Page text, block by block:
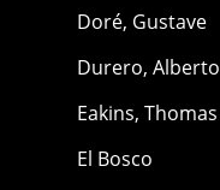
Doré, Gustave
Durero, Alberto
Eakins, Thomas
El Bosco